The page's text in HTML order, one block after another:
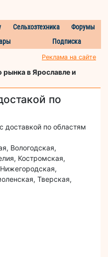
Сельхозтехника
Форумы
Подписка
Реклама на сайте
рынка в Ярославле и
по
доставкой по областям
Вологодская,
Костромская,
Тверская,